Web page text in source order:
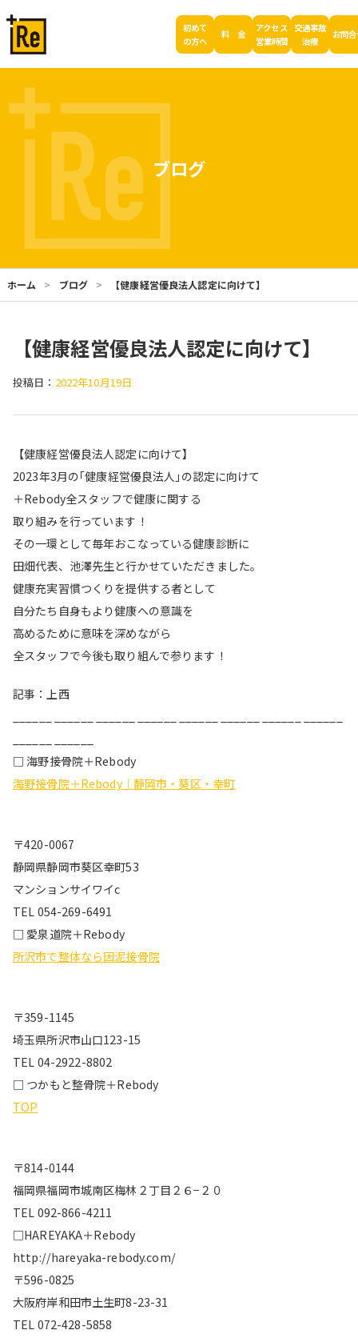
初めて
の方へ
料 金
アクセス
営業時間
交通事故
治療
お問
ブログ
ホーム ブログ 【健康経営優良法人認定に向けて】
【健康経営優良法人認定に向けて】
投稿日： 2022年10月19日
【健康経営優良法人認定に向けて】
2023年3月の｢健康経営優良法人｣の認定に向けて
＋Rebody全スタッフで健康に関する
取り組みを行っています！
その一環として毎年おこなっている健康診断に
田畑代表、池澤先生と行かせていただきました。
健康充実習慣つくりを提供する者として
自分たち自身もより健康への意識を
高めるために意味を深めながら
全スタッフで今後も取り組んで参ります！
記事：上西
□ 海野接骨院＋Rebody
海野接骨院＋Rebody｜静岡市・葵区・幸町
〒420-0067
静岡県静岡市葵区幸町53
マンションサイワイc
TEL 054-269-6491
□ 愛泉道院＋Rebody
所沢市で整体なら因泥接骨院
〒359-1145
埼玉県所沢市山口123-15
TEL 04-2922-8802
□ つかもと整骨院＋Rebody
TOP
〒814-0144
福岡県福岡市城南区梅林２丁目２６−２０
TEL 092-866-4211
□HAREYAKA＋Rebody
http://hareyaka-rebody.com/
〒596-0825
大阪府岸和田市土生町8-23-31
TEL 072-428-5858